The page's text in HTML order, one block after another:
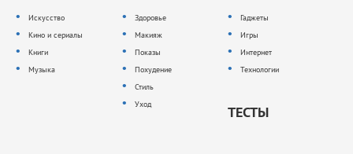
Искусство
Кино и сериалы
Книги
Музыка
Здоровье
Макияж
Показы
Похудение
Стиль
Уход
Гаджеты
Игры
Интернет
Технологии
ТЕСТЫ